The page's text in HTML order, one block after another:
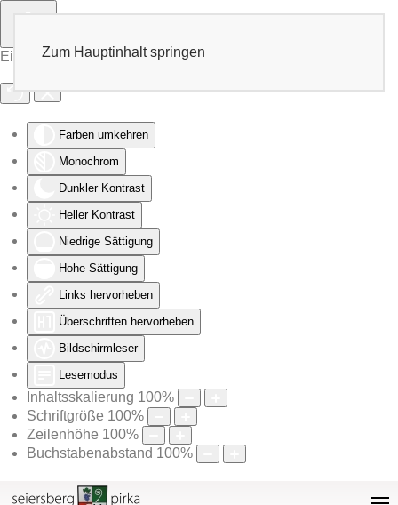
Eingabehilfen öffnen
Farben umkehren
Monochrom
Dunkler Kontrast
Heller Kontrast
Niedrige Sättigung
Hohe Sättigung
Links hervorheben
Überschriften hervorheben
Bildschirmleser
Lesemodus
Inhaltsskalierung 100%
Schriftgröße 100%
Zeilenhöhe 100%
Buchstabenabstand 100%
Zum Hauptinhalt springen